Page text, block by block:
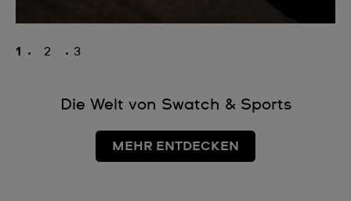
1 2 3
Die Welt von Swatch & Sports
MEHR ENTDECKEN